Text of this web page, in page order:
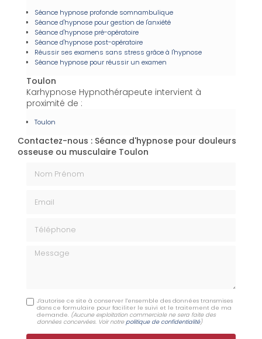
Séance hypnose profonde somnambulique
Séance d'hypnose pour gestion de l'anxiété
Séance d'hypnose pré-opératoire
Séance d'hypnose post-opératoire
Réussir ses examens sans stress grâce à l'hypnose
Séance hypnose pour réussir un examen
Toulon
Karhypnose Hypnothérapeute intervient à
proximité de :
Toulon
Contactez-nous : Séance d'hypnose pour douleurs
osseuse ou musculaire Toulon
Message
J'autorise ce site à conserver l'ensemble des données transmises
dans ce formulaire pour faciliter le suivi et le traitement de ma
demande. (Aucune exploitation commerciale ne sera faite des
données concervées. Voir notrepolitique de confidentialité)